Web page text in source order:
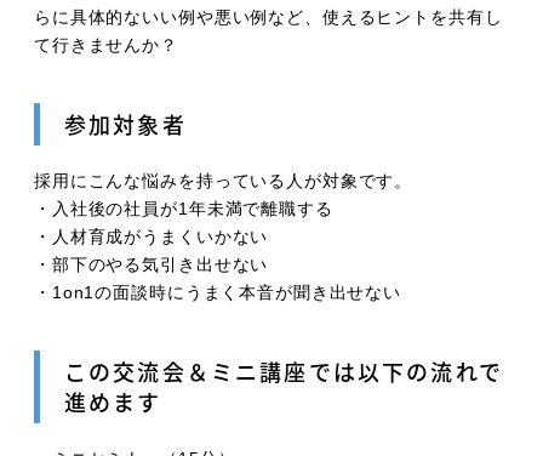
らに具体的ないい例や悪い例など、使えるヒントを共有し
て行きませんか？
参加対象者
採用にこんな悩みを持っている人が対象です。
・入社後の社員が1年未満で離職する
・人材育成がうまくいかない
・部下のやる気引き出せない
・1on1の面談時にうまく本音が聞き出せない
この交流会＆ミニ講座では以下の流れで
進めます